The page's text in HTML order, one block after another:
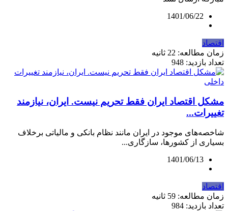
1401/06/22
اقتصاد
زمان مطالعه: 22 ثانیه
تعداد بازدید: 948
مشکل اقتصاد ایران فقط تحریم نیست. ایران، نیازمند
تغییرات...
شاخصه‌های موجود در ایران مانند نظام بانکی و مالیاتی برخلاف
بسیاری از کشورها، سازگاری...
1401/06/13
اقتصاد
زمان مطالعه: 59 ثانیه
تعداد بازدید: 984